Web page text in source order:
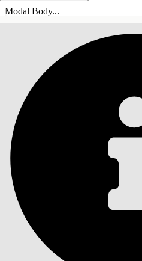
Modal Body...
Índice de materias
ÍNDICE DE MATERIAS